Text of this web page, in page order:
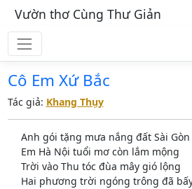
Vườn thơ Cùng Thư Giản
Cô Em Xứ Bắc
Tác giả: Khang Thụy
Anh gói tặng mưa nắng đất Sài Gòn
Em Hà Nội tuổi mơ còn lắm mộng
Trời vào Thu tóc đùa mây gió lộng
Hai phương trời ngóng trông đã